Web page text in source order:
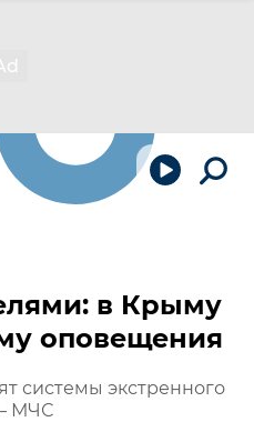
в Крыму
оповещения
системы экстренного
МЧС